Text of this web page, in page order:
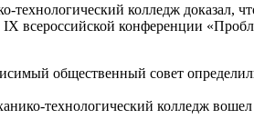
технологический колледж доказал,
всероссийской конференции
общественный совет
технологический колледж